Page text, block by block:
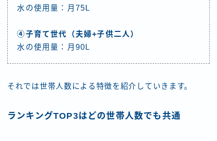
水の使用量：月75L
④子育て世代（夫婦+子供二人）
水の使用量：月90L
それでは世帯人数による特徴を紹介していきます。
ランキングTOP3はどの世帯人数でも共通